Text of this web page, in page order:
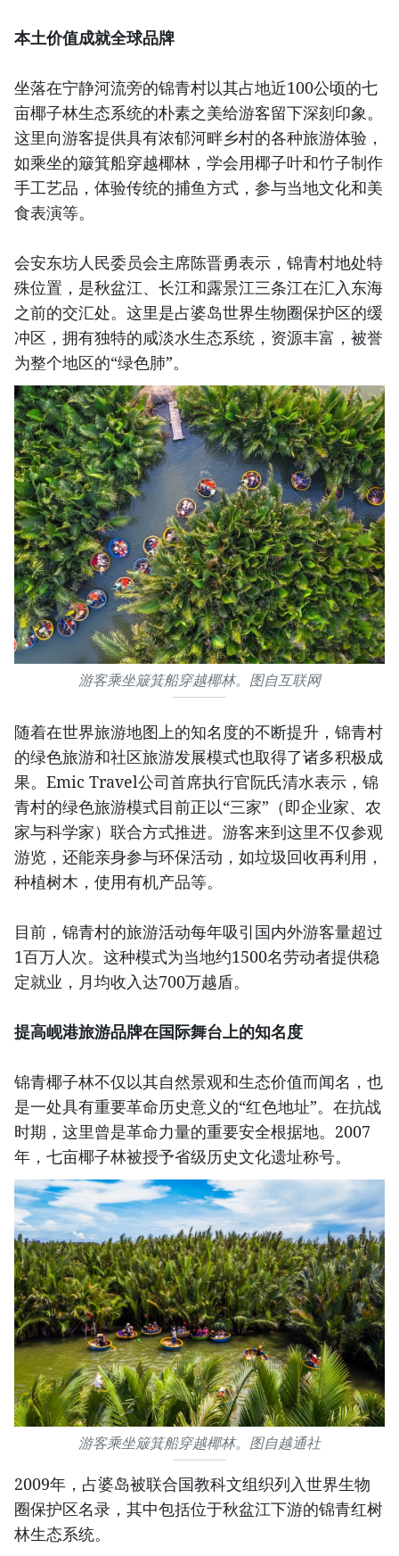
本土价值成就全球品牌
坐落在宁静河流旁的锦青村以其占地近100公顷的七
亩椰子林生态系统的朴素之美给游客留下深刻印象。
这里向游客提供具有浓郁河畔乡村的各种旅游体验，
如乘坐的簸箕船穿越椰林，学会用椰子叶和竹子制作
手工艺品，体验传统的捕鱼方式，参与当地文化和美
食表演等。
会安东坊人民委员会主席陈晋勇表示，锦青村地处特
殊位置，是秋盆江、长江和露景江三条江在汇入东海
之前的交汇处。这里是占婆岛世界生物圈保护区的缓
冲区，拥有独特的咸淡水生态系统，资源丰富，被誉
为整个地区的“绿色肺”。
游客乘坐簸箕船穿越椰林。图自互联网
随着在世界旅游地图上的知名度的不断提升，锦青村
的绿色旅游和社区旅游发展模式也取得了诸多积极成
果。Emic Travel公司首席执行官阮氏清水表示，锦
青村的绿色旅游模式目前正以“三家”（即企业家、农
家与科学家）联合方式推进。游客来到这里不仅参观
游览，还能亲身参与环保活动，如垃圾回收再利用，
种植树木，使用有机产品等。
目前，锦青村的旅游活动每年吸引国内外游客量超过
1百万人次。这种模式为当地约1500名劳动者提供稳
定就业，月均收入达700万越盾。
提高岘港旅游品牌在国际舞台上的知名度
锦青椰子林不仅以其自然景观和生态价值而闻名，也
是一处具有重要革命历史意义的“红色地址”。在抗战
时期，这里曾是革命力量的重要安全根据地。2007
年，七亩椰子林被授予省级历史文化遗址称号。
游客乘坐簸箕船穿越椰林。图自越通社
2009年，占婆岛被联合国教科文组织列入世界生物
圈保护区名录，其中包括位于秋盆江下游的锦青红树
林生态系统。